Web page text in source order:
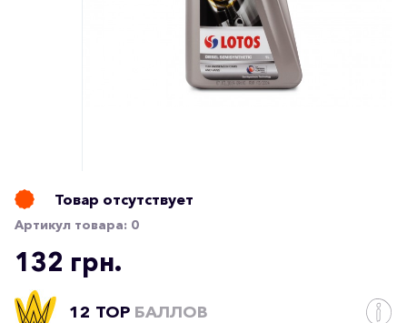
Товар отсутствует
Артикул товара: 0
132 грн.
12 TOP БАЛЛОВ